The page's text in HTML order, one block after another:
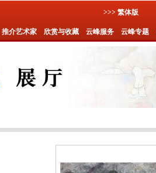
>>> 繁体版
推介艺术家 欣赏与收藏 云峰服务 云峰专题